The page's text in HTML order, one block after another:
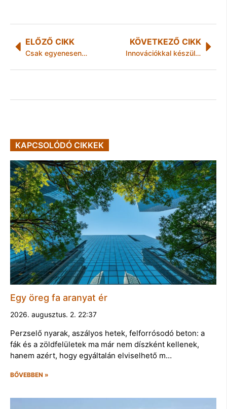
ELŐZŐ CIKK
Csak egyenesen…
KÖVETKEZŐ CIKK
Innovációkkal készül 20 éves jubileumára a pécsi Honsa Kft.
KAPCSOLÓDÓ CIKKEK
Egy öreg fa aranyat ér
2026. augusztus. 2. 22:37
Perzselő nyarak, aszályos hetek, felforrósodó beton: a
fák és a zöldfelületek ma már nem díszként kellenek,
hanem azért, hogy egyáltalán elviselhető m…
BŐVEBBEN »